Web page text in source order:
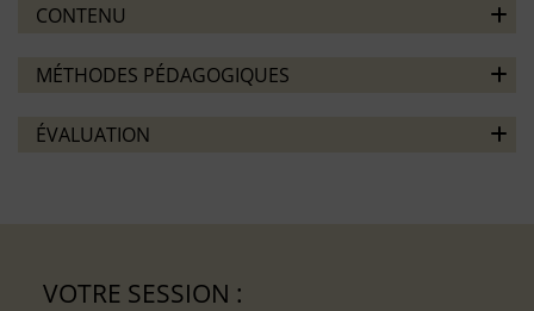
CONTENU
MÉTHODES PÉDAGOGIQUES
ÉVALUATION
VOTRE SESSION :